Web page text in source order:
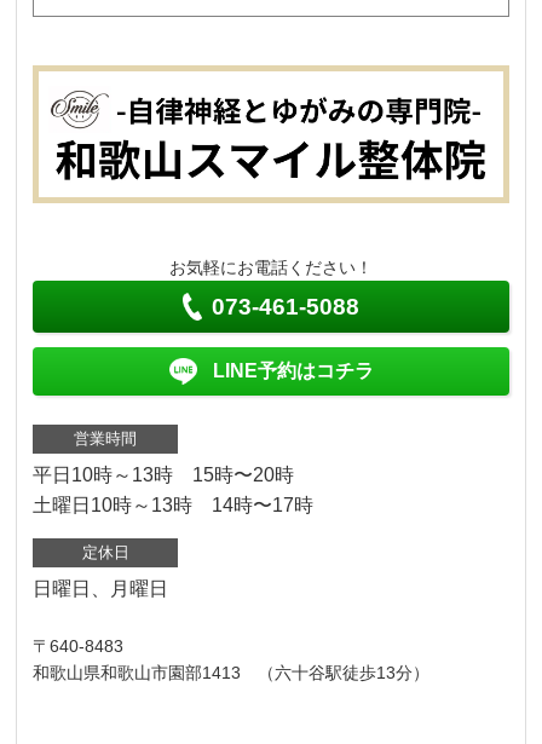
お気軽にお電話ください！
073-461-5088
LINE予約はコチラ
営業時間
平日10時～13時 15時〜20時
土曜日10時～13時 14時〜17時
定休日
日曜日、月曜日
〒640-8483
和歌山県和歌山市園部1413 （六十谷駅徒歩13分）